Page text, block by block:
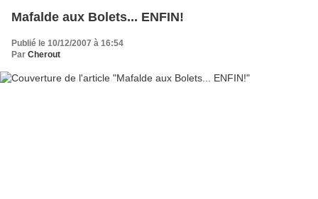
Mafalde aux Bolets... ENFIN!
Publié le 10/12/2007 à 16:54
Par Cherout